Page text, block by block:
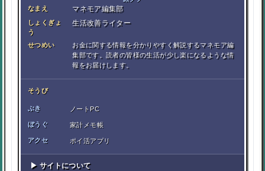
なまえ マネモア編集部
しょくぎょ
う
生活改善ライター
せつめい
お金に関する情報を分かりやすく解説するマネモア編
集部です。読者の皆様の生活が少し楽になるような情
報をお届けします。
そうび
ぶき ノートPC
ぼうぐ 家計メモ帳
アクセ ポイ活アプリ
▶ サイトについて